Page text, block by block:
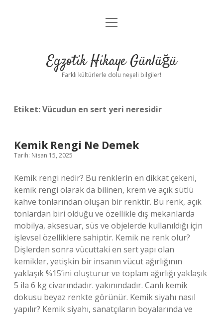
Anasayfa
Yasal Uyarı
menüyü
Egzotik Hikaye Günlüğü
Farklı kültürlerle dolu neşeli bilgiler!
Etiket:Vücudun en sert yeri neresidir
Kemik Rengi Ne Demek
Tarih: Nisan 15, 2025
Kemik rengi nedir? Bu renklerin en dikkat çekeni,
kemik rengi olarak da bilinen, krem ​​ve açık sütlü
kahve tonlarından oluşan bir renktir. Bu renk, açık
tonlardan biri olduğu ve özellikle dış mekanlarda
mobilya, aksesuar, süs ve objelerde kullanıldığı için
işlevsel özelliklere sahiptir. Kemik ne renk olur?
Dişlerden sonra vücuttaki en sert yapı olan
kemikler, yetişkin bir insanın vücut ağırlığının
yaklaşık %15’ini oluşturur ve toplam ağırlığı yaklaşık
5 ila 6 kg civarındadır. yakınındadır. Canlı kemik
dokusu beyaz renkte görünür. Kemik siyahı nasıl
yapılır? Kemik siyahı, sanatçıların boyalarında ve